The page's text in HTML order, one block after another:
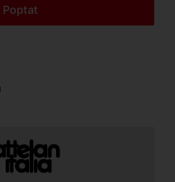
Poptat